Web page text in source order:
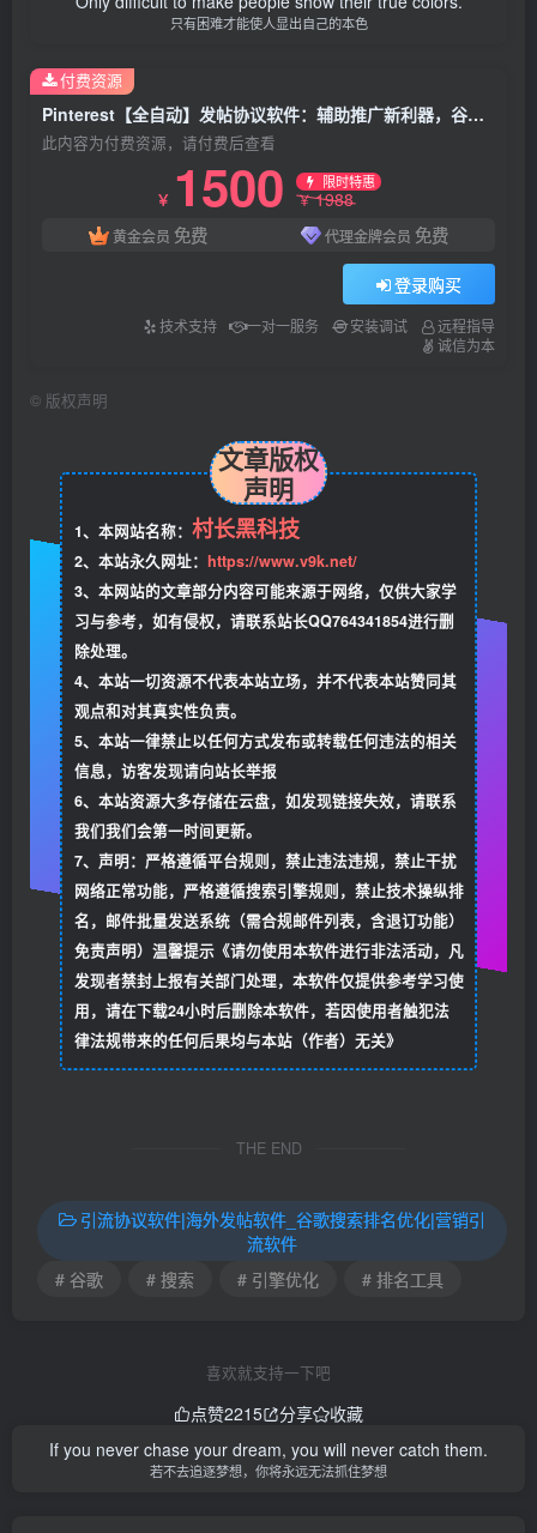
只有困难才能使人显出自己的本色
Pinterest【全自动】发帖协议软件：辅助推广新利器，谷歌搜索引擎优化排名工具Pinterest【全自动发图】
此内容为付费资源，请付费后查看
￥ 1500 限时特惠
￥1988
黄金会员 免费 代理金牌会员 免费
登录购买
技术支持 一对一服务 安装调试
远程指导
诚信为本
付费资源
© 版权声明
文章版权
声明
1、本网站名称： 村长黑科技
2、本站永久网址： https://www.v9k.net/
3、本网站的文章部分内容可能来源于网络，仅供大家学
习与参考，如有侵权，请联系站长QQ764341854进行删
除处理。
4、本站一切资源不代表本站立场，并不代表本站赞同其
观点和对其真实性负责。
5、本站一律禁止以任何方式发布或转载任何违法的相关
信息，访客发现请向站长举报
6、本站资源大多存储在云盘，如发现链接失效，请联系
我们我们会第一时间更新。
7、声明：严格遵循平台规则，禁止违法违规，禁止干扰
网络正常功能，严格遵循搜索引擎规则，禁止技术操纵排
名，邮件批量发送系统（需合规邮件列表，含退订功能）
免责声明）温馨提示《请勿使用本软件进行非法活动，凡
发现者禁封上报有关部门处理，本软件仅提供参考学习使
用，请在下载24小时后删除本软件，若因使用者触犯法
律法规带来的任何后果均与本站（作者）无关》
THE END
引流协议软件|海外发帖软件_谷歌搜索排名优化|营销引
流软件
# 谷歌
# 搜索 # 引擎优化 # 排名工具
喜欢就支持一下吧
点赞2215 分享
收藏
If you never chase your dream, you will never catch them.
若不去追逐梦想，你将永远无法抓住梦想